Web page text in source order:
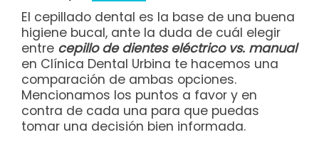
El cepillado dental es la base de una buena
higiene bucal, ante la duda de cuál elegir
entre cepillo de dientes eléctrico vs. manual
en Clínica Dental Urbina te hacemos una
comparación de ambas opciones.
Mencionamos los puntos a favor y en
contra de cada una para que puedas
tomar una decisión bien informada.